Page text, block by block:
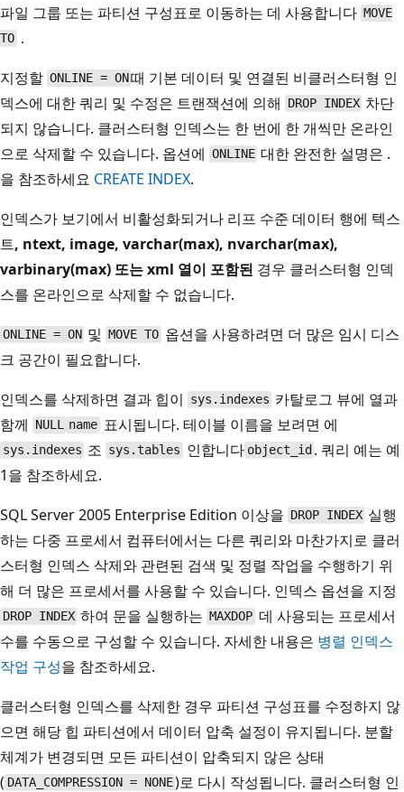
파일 그룹 또는 파티션 구성표로 이동하는 데 사용합니다 MOVE
TO .
지정할 ONLINE = ON때 기본 데이터 및 연결된 비클러스터형 인
덱스에 대한 쿼리 및 수정은 트랜잭션에 의해
DROP INDEX 차단
되지 않습니다. 클러스터형 인덱스는 한 번에 한 개씩만 온라인
으로 삭제할 수 있습니다. 옵션에 ONLINE 대한 완전한 설명은 .
을 참조하세요 CREATE INDEX.
인덱스가 보기에서 비활성화되거나 리프 수준 데이터 행에 텍스
트, ntext, image, varchar(max), nvarchar(max),
varbinary(max) 또는xml 열이 포함된 경우 클러스터형 인덱
스를 온라인으로 삭제할 수 없습니다.
ONLINE = ON 및 MOVE TO 옵션을 사용하려면 더 많은 임시 디스
크 공간이 필요합니다.
인덱스를 삭제하면 결과 힙이
sys.indexes 카탈로그 뷰에 열과
함께
NULL name표시됩니다. 테이블 이름을 보려면 에
sys.indexes 조 sys.tables 인합니다 object_id . 쿼리 예는 예
1을 참조하세요.
SQL Server 2005 Enterprise Edition 이상을 DROP INDEX 실행
하는 다중 프로세서 컴퓨터에서는 다른 쿼리와 마찬가지로 클러
스터형 인덱스 삭제와 관련된 검색 및 정렬 작업을 수행하기 위
해 더 많은 프로세서를 사용할 수 있습니다. 인덱스 옵션을 지정
DROP INDEX 하여 문을 실행하는 MAXDOP 데 사용되는 프로세서
수를 수동으로 구성할 수 있습니다. 자세한 내용은 병렬 인덱스
작업 구성을 참조하세요.
클러스터형 인덱스를 삭제한 경우 파티션 구성표를 수정하지 않
으면 해당 힙 파티션에서 데이터 압축 설정이 유지됩니다. 분할
체계가 변경되면 모든 파티션이 압축되지 않은 상태
( DATA_COMPRESSION = NONE)로 다시 작성됩니다. 클러스터형 인